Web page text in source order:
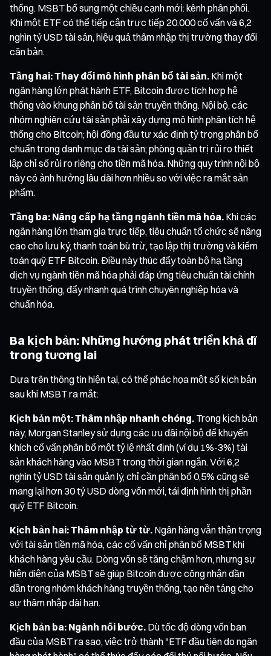
thống. MSBT bổ sung một chiều cạnh mới: kênh phân phối.
Khi một ETF có thể tiếp cận trực tiếp 20.000 cố vấn và 6,2
nghìn tỷ USD tài sản, hiệu quả thâm nhập thị trường thay đổi
căn bản.
Tầng hai: Thay đổi mô hình phân bổ tài sản. Khi một
ngân hàng lớn phát hành ETF, Bitcoin được tích hợp hệ
thống vào khung phân bổ tài sản truyền thống. Nội bộ, các
nhóm nghiên cứu tài sản phải xây dựng mô hình phân tích hệ
thống cho Bitcoin; hội đồng đầu tư xác định tỷ trọng phân bổ
chuẩn trong danh mục đa tài sản; phòng quản trị rủi ro thiết
lập chỉ số rủi ro riêng cho tiền mã hóa. Những quy trình nội bộ
này có ảnh hưởng lâu dài hơn nhiều so với việc ra mắt sản
phẩm.
Tầng ba: Nâng cấp hạ tầng ngành tiền mã hóa. Khi các
ngân hàng lớn tham gia trực tiếp, tiêu chuẩn tổ chức sẽ nâng
cao cho lưu ký, thanh toán bù trừ, tạo lập thị trường và kiểm
toán quỹ ETF Bitcoin. Điều này thúc đẩy toàn bộ hạ tầng
dịch vụ ngành tiền mã hóa phải đáp ứng tiêu chuẩn tài chính
truyền thống, đẩy nhanh quá trình chuyên nghiệp hóa và
chuẩn hóa.
Ba kịch bản: Những hướng phát triển khả dĩ
trong tương lai
Dựa trên thông tin hiện tại, có thể phác họa một số kịch bản
sau khi MSBT ra mắt:
Kịch bản một: Thâm nhập nhanh chóng. Trong kịch bản
này, Morgan Stanley sử dụng các ưu đãi nội bộ để khuyến
khích cố vấn phân bổ một tỷ lệ nhất định (ví dụ 1%-3%) tài
sản khách hàng vào MSBT trong thời gian ngắn. Với 6,2
nghìn tỷ USD tài sản quản lý, chỉ cần phân bổ 0,5% cũng sẽ
mang lại hơn 30 tỷ USD dòng vốn mới, tái định hình thị phần
quỹ ETF Bitcoin.
Kịch bản hai: Thâm nhập từ từ. Ngân hàng vẫn thận trọng
với tài sản tiền mã hóa, các cố vấn chỉ phân bổ MSBT khi
khách hàng yêu cầu. Dòng vốn sẽ tăng chậm hơn, nhưng sự
hiện diện của MSBT sẽ giúp Bitcoin được công nhận dần
dần trong nhóm khách hàng truyền thống, tạo nền tảng cho
sự thâm nhập dài hạn.
Kịch bản ba: Ngành nối bước. Dù tốc độ dòng vốn ban
đầu của MSBT ra sao, việc trở thành "ETF đầu tiên do ngân